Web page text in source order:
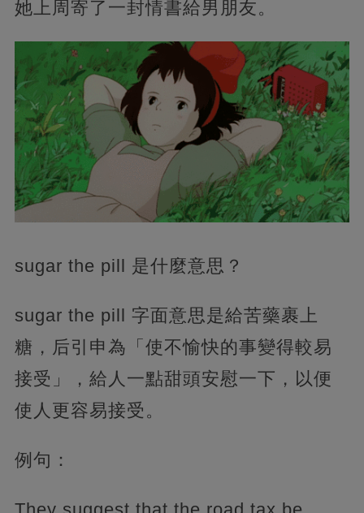
她上周寄了一封情書給男朋友。
sugar the pill 是什麼意思？
sugar the pill 字面意思是給苦藥裹上
糖，后引申為「使不愉快的事變得較易
接受」，給人一點甜頭安慰一下，以便
使人更容易接受。
例句：